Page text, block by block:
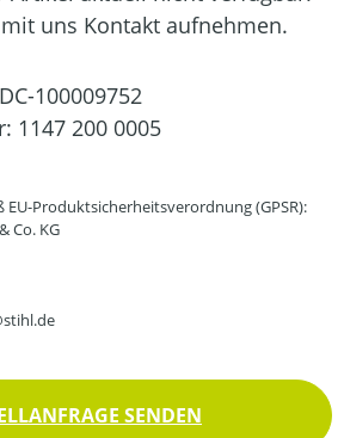
uns Kontakt aufnehmen.
DC-100009752
1147 200 0005
Produktsicherheitsverordnung (GPSR):
Co. KG
SENDEN